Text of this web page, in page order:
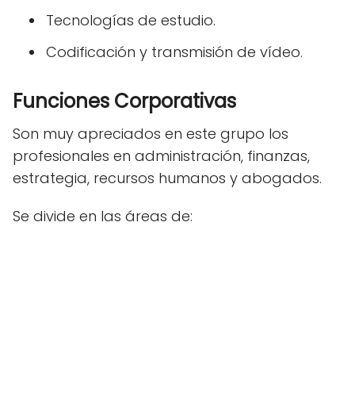
Tecnologías de estudio.
Codificación y transmisión de vídeo.
Funciones Corporativas
Son muy apreciados en este grupo los
profesionales en administración, finanzas,
estrategia, recursos humanos y abogados.
Se divide en las áreas de: